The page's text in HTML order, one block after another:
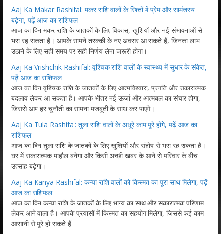
Aaj Ka Makar Rashifal: मकर राशि वालों के रिश्तों में प्रेम और सामंजस्य
बढ़ेगा, पढ़ें आज का राशिफल
आज का दिन मकर राशि के जातकों के लिए विकास, खुशियों और नई संभावनाओं से
भरा रह सकता है। आपके सामने तरक्की के नए अवसर आ सकते हैं, जिनका लाभ
उठाने के लिए सही समय पर सही निर्णय लेना जरूरी होगा।
Aaj Ka Vrishchik Rashifal: वृश्चिक राशि वालों के स्वास्थ्य में सुधार के संकेत,
पढ़ें आज का राशिफल
आज का दिन वृश्चिक राशि के जातकों के लिए आत्मविश्वास, प्रगति और सकारात्मक
बदलाव लेकर आ सकता है। आपके भीतर नई ऊर्जा और आत्मबल का संचार होगा,
जिससे आप हर चुनौती का सामना मजबूती के साथ कर पाएंगे।
Aaj Ka Tula Rashifal: तुला राशि वालों के अधूरे काम पूरे होंगे, पढ़ें आज का
राशिफल
आज का दिन तुला राशि के जातकों के लिए खुशियों और संतोष से भरा रह सकता है।
घर में सकारात्मक माहौल बनेगा और किसी अच्छी खबर के आने से परिवार के बीच
उत्साह बढ़ेगा।
Aaj Ka Kanya Rashifal: कन्या राशि वालों को किस्मत का पूरा साथ मिलेगा, पढ़ें
आज का राशिफल
आज का दिन कन्या राशि के जातकों के लिए भाग्य का साथ और सकारात्मक परिणाम
लेकर आने वाला है। आपके प्रयासों में किस्मत का सहयोग मिलेगा, जिससे कई काम
आसानी से पूरे हो सकते हैं।